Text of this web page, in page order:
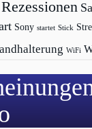
Rezessionen
Sony startet Stick
WiFi